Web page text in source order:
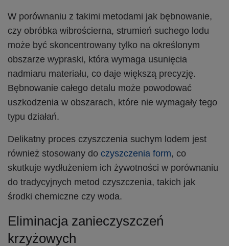
W porównaniu z takimi metodami jak bębnowanie,
czy obróbka wibrościerna, strumień suchego lodu
może być skoncentrowany tylko na określonym
obszarze wypraski, która wymaga usunięcia
nadmiaru materiału, co daje większą precyzję.
Bębnowanie całego detalu może powodować
uszkodzenia w obszarach, które nie wymagały tego
typu działań.
Delikatny proces czyszczenia suchym lodem jest
również stosowany do czyszczenia form, co
skutkuje wydłużeniem ich żywotności w porównaniu
do tradycyjnych metod czyszczenia, takich jak
środki chemiczne czy woda.
Eliminacja zanieczyszczeń
krzyżowych